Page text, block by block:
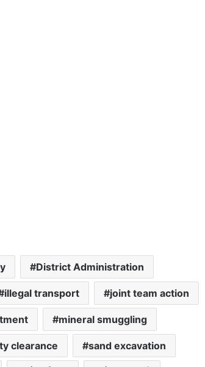
District Administration
illegal transport joint team action
mineral smuggling
clearance sand excavation